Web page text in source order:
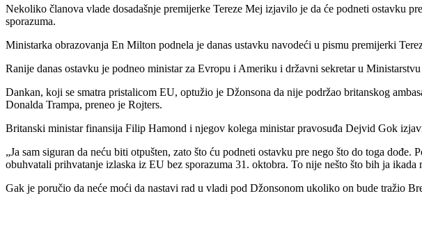
Nekoliko članova vlade dosadašnje premijerke Tereze Mej izjavilo je da će podneti ostavku
sporazuma.
Ministarka obrazovanja En Milton podnela je danas ustavku navodeći u pismu premijerki
Ranije danas ostavku je podneo ministar za Evropu i Ameriku i državni sekretar u
Dankan, koji se smatra pristalicom EU, optužio je Džonsona da nije podržao britanskog
Donalda Trampa, preneo je Rojters.
Britanski ministar finansija Filip Hamond i njegov kolega ministar pravosuđa Dejvid Gok
„Ja sam siguran da neću biti otpušten, zato što ću podneti ostavku pre nego što do toga
obuhvatali prihvatanje izlaska iz EU bez sporazuma 31. oktobra. To nije nešto što bih ja
Gak je poručio da neće moći da nastavi rad u vladi pod Džonsonom ukoliko on bude tražio